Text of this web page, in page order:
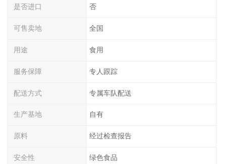
是否进口 否
可售卖地 全国
用途 食用
服务保障 专人跟踪
配送方式 专属车队配送
生产基地 自有
原料 经过检查报告
安全性 绿色食品